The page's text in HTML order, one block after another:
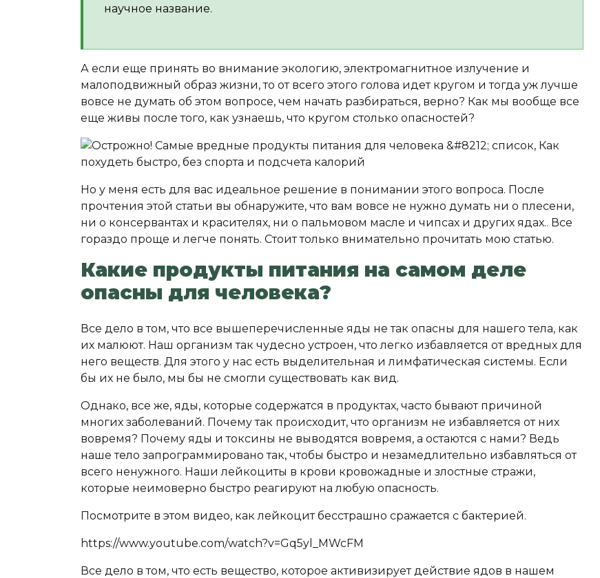
научное название.
А если еще принять во внимание экологию, электромагнитное излучение и
малоподвижный образ жизни, то от всего этого голова идет кругом и тогда уж лучше
вовсе не думать об этом вопросе, чем начать разбираться, верно? Как мы вообще все
еще живы после того, как узнаешь, что кругом столько опасностей?
Но у меня есть для вас идеальное решение в понимании этого вопроса. После
прочтения этой статьи вы обнаружите, что вам вовсе не нужно думать ни о плесени,
ни о консервантах и красителях, ни о пальмовом масле и чипсах и других ядах.. Все
гораздо проще и легче понять. Стоит только внимательно прочитать мою статью.
Какие продукты питания на самом деле
опасны для человека?
Все дело в том, что все вышеперечисленные яды не так опасны для нашего тела, как
их малюют. Наш организм так чудесно устроен, что легко избавляется от вредных для
него веществ. Для этого у нас есть выделительная и лимфатическая системы. Если
бы их не было, мы бы не смогли существовать как вид.
Однако, все же, яды, которые содержатся в продуктах, часто бывают причиной
многих заболеваний. Почему так происходит, что организм не избавляется от них
вовремя? Почему яды и токсины не выводятся вовремя, а остаются с нами? Ведь
наше тело запрограммировано так, чтобы быстро и незамедлительно избавляться от
всего ненужного. Наши лейкоциты в крови кровожадные и злостные стражи,
которые неимоверно быстро реагируют на любую опасность.
Посмотрите в этом видео, как лейкоцит бесстрашно сражается с бактерией.
https://www.youtube.com/watch?v=Gq5yl_MWcFM
Все дело в том, что есть вещество, которое активизирует действие ядов в нашем